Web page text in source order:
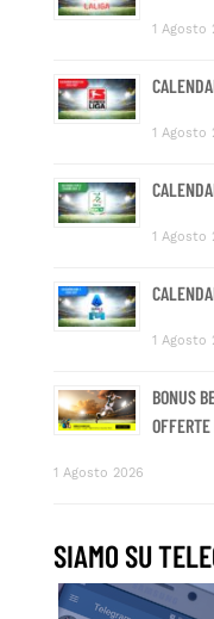
1 Agosto
1 Agosto
1 Agosto
1 Agosto
BONUS
1 Agosto 2026
SIAMO SU